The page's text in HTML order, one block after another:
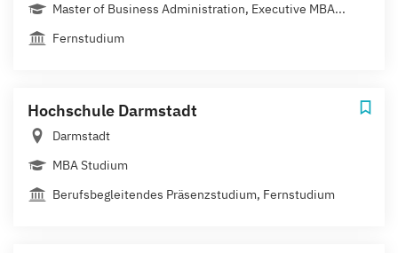
Master of Business Administration, Executive MBA...
Fernstudium
Hochschule Darmstadt
Darmstadt
MBA Studium
Berufsbegleitendes Präsenzstudium, Fernstudium